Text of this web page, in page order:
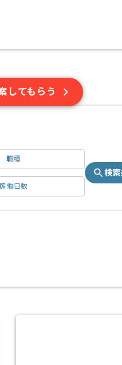
してもらう
職種
働日数
検